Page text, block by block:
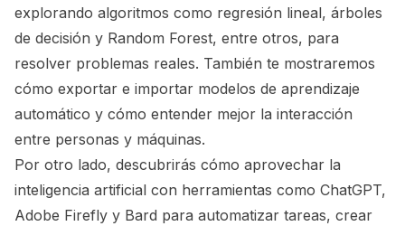
explorando algoritmos como regresión lineal, árboles
de decisión y Random Forest, entre otros, para
resolver problemas reales. También te mostraremos
cómo exportar e importar modelos de aprendizaje
automático y cómo entender mejor la interacción
entre personas y máquinas.
Por otro lado, descubrirás cómo aprovechar la
inteligencia artificial con herramientas como ChatGPT,
Adobe Firefly y Bard para automatizar tareas, crear